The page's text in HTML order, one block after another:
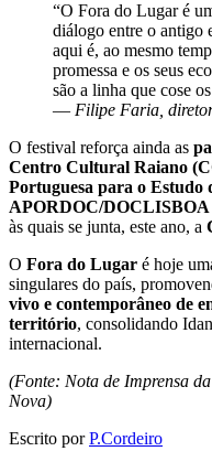
“O Fora do Lugar é
diálogo entre o antigo
aqui é, ao mesmo
promessa e os seus
são a linha que cose
— Filipe Faria,
O festival reforça ainda as
Centro Cultural Raiano
Portuguesa para o Estudo
APORDOC/DOCLISBOA
às quais se junta, este ano, a
O Fora do Lugar é hoje
singulares do país,
vivo e contemporâneo de
território, consolidando
internacional.
(Fonte: Nota de Imprensa
Nova)
Escrito porP.Cordeiro